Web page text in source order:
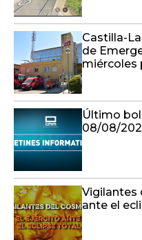
Castilla-
de
miércoles
Último
08/08/
Vigilantes
ante el